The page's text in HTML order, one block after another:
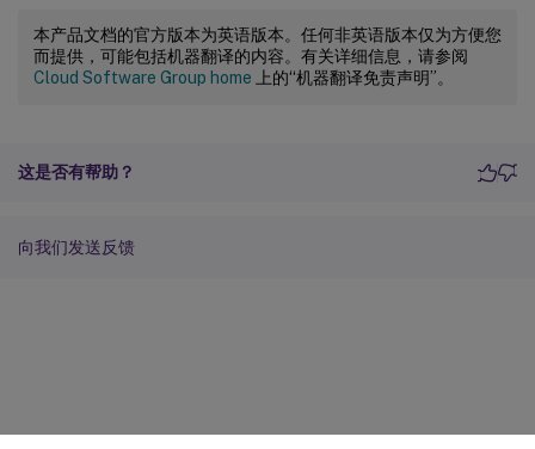
本产品文档的官方版本为英语版本。任何非英语版本仅为方便您
而提供，可能包括机器翻译的内容。有关详细信息，请参阅
Cloud Software Group home 上的“机器翻译免责声明”。
这是否有帮助？
向我们发送反馈